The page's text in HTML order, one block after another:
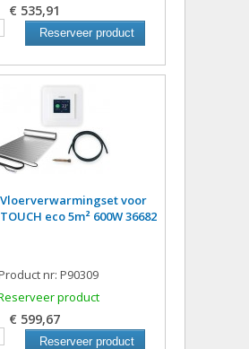
€ 535,91
Reserveer product
voor
eco 5m² 600W 36682
nr: P90309
product
€ 599,67
Reserveer product